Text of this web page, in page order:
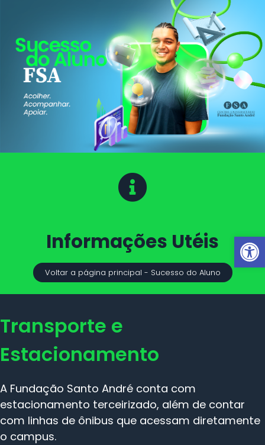
Barra de Ferramentas Aberta
Informações Utéis
Voltar a página principal - Sucesso do Aluno
Transporte e
Estacionamento
A Fundação Santo André conta com
estacionamento terceirizado, além de contar
com linhas de ônibus que acessam diretamente
o campus.